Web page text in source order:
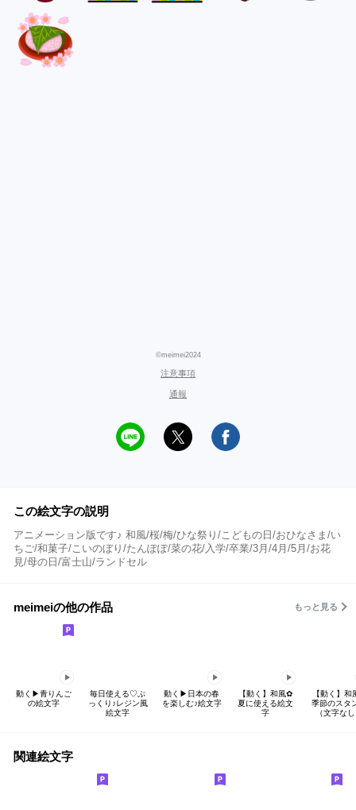
©meimei2024
注意事項
通報
この絵文字の説明
アニメーション版です♪ 和風/桜/梅/ひな祭り/こどもの日/おひなさま/い
ちご/和菓子/こいのぼり/たんぽぽ/菜の花/入学/卒業/3月/4月/5月/お花
見/母の日/富士山/ランドセル
meimeiの他の作品 もっと見る
動く▶︎青りんご
の絵文字
毎日使える♡ぷ
っくり♪レジン風
絵文字
動く▶︎日本の春
を楽しむ♪絵文字
【動く】和風✿
夏に使える絵文
字
【動く】和
季節のスタ
（文字な
関連絵文字